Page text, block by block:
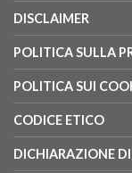
DISCLAIMER
POLITICA SULLA
POLITICA SUI
CODICE ETICO
DICHIARAZIONE